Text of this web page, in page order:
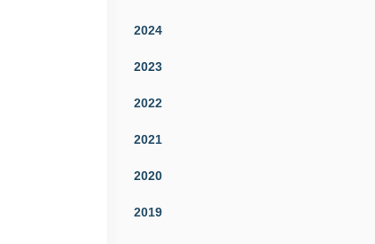
2024
2023
2022
2021
2020
2019